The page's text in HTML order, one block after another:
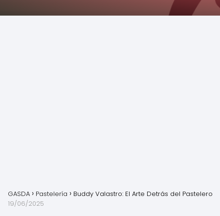
GASDA Pastelería
Buddy Valastro: El Arte Detrás del Pastelero
19/06/2025